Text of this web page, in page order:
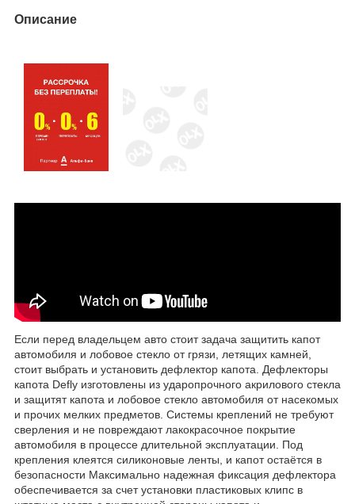
Описание
Если перед владельцем авто стоит задача защитить капот
автомобиля и лобовое стекло от грязи, летящих камней,
стоит выбрать и установить дефлектор капота. Дефлекторы
капота Defly изготовлены из ударопрочного акрилового стекла
и защитят капота и лобовое стекло автомобиля от насекомых
и прочих мелких предметов. Системы креплений не требуют
сверления и не повреждают лакокрасочное покрытие
автомобиля в процессе длительной эксплуатации. Под
крепления клеятся силиконовые ленты, и капот остаётся в
безопасности Максимально надежная фиксация дефлектора
обеспечивается за счет установки пластиковых клипс в